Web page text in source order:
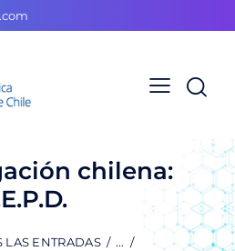
chilena:
LAS ENTRADAS
...